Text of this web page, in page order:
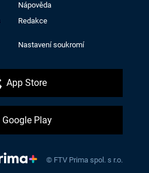
Nápověda
Redakce
Nastavení soukromí
App Store
Google Play
© FTV Prima spol. s r.o.